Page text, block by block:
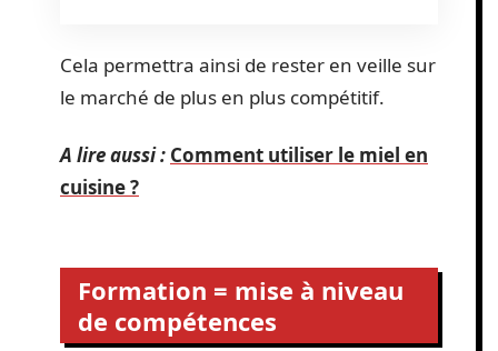
Cela permettra ainsi de rester en veille sur
le marché de plus en plus compétitif.
A lire aussi : Comment utiliser le miel en
cuisine ?
Formation = mise à niveau
de compétences